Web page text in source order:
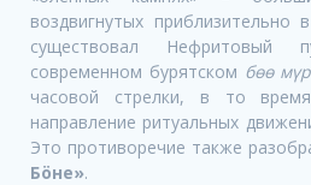
воздвигнутых
существовал Нефритовый
современном бурятском бөө мү
часовой стрелки, в то
направление ритуальных
Это противоречие также
Бöне».